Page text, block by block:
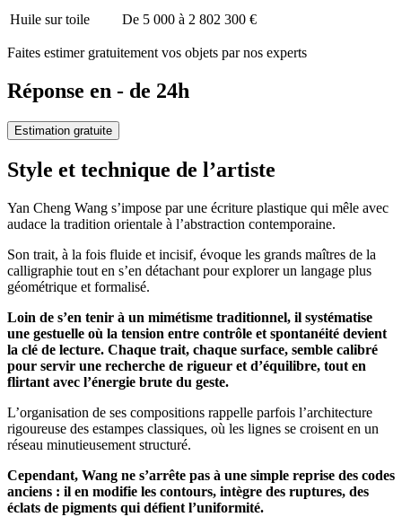
Huile sur toile De 5 000 à 2 802 300 €
Faites estimer gratuitement vos objets par nos experts
Réponse en - de 24h
Estimation gratuite
Style et technique de l’artiste
Yan Cheng Wang s’impose par une écriture plastique qui mêle avec
audace la tradition orientale à l’abstraction contemporaine.
Son trait, à la fois fluide et incisif, évoque les grands maîtres de la
calligraphie tout en s’en détachant pour explorer un langage plus
géométrique et formalisé.
Loin de s’en tenir à un mimétisme traditionnel, il systématise
une gestuelle où la tension entre contrôle et spontanéité devient
la clé de lecture. Chaque trait, chaque surface, semble calibré
pour servir une recherche de rigueur et d’équilibre, tout en
flirtant avec l’énergie brute du geste.
L’organisation de ses compositions rappelle parfois l’architecture
rigoureuse des estampes classiques, où les lignes se croisent en un
réseau minutieusement structuré.
Cependant, Wang ne s’arrête pas à une simple reprise des codes
anciens : il en modifie les contours, intègre des ruptures, des
éclats de pigments qui défient l’uniformité.